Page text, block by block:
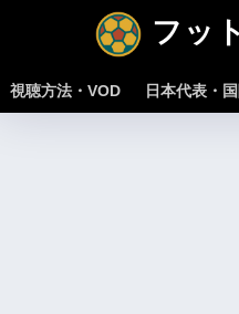
フッ
視聴方法・VOD 日本代表・